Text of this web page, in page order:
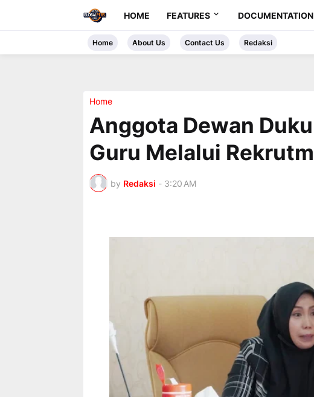
HOME FEATURES DOCUMENTATION
Home About Us Contact Us Redaksi
Home
Anggota Dewan
Guru Melalui
by Redaksi - 3:20 AM